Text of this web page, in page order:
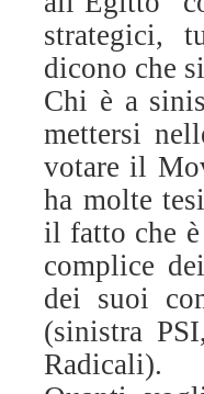
strategici,
dicono che
Chi è a
mettersi
votare il
ha molte
il fatto che è
complice
dei suoi
(sinistra
Radicali).